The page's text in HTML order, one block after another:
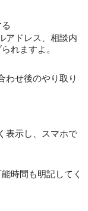
アドレス、相談内
れますよ。
わせ後のやり取り
表示し、スマホで
時間も明記してく